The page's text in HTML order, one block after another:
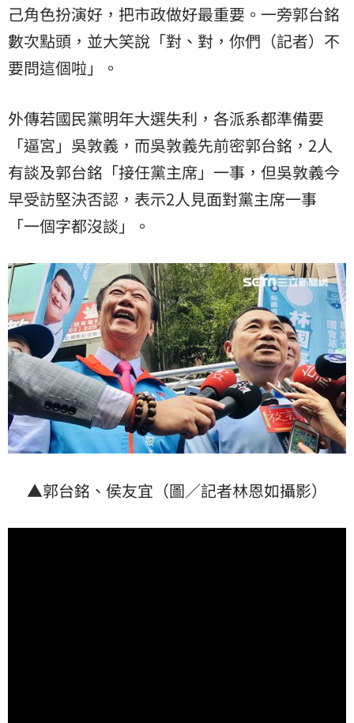
己角色扮演好，把市政做好最重要。一旁郭台銘
數次點頭，並大笑說「對、對，你們（記者）不
要問這個啦」。
外傳若國民黨明年大選失利，各派系都準備要
「逼宮」吳敦義，而吳敦義先前密郭台銘，2人
有談及郭台銘「接任黨主席」一事，但吳敦義今
早受訪堅決否認，表示2人見面對黨主席一事
「一個字都沒談」。
▲郭台銘、侯友宜（圖／記者林恩如攝影）